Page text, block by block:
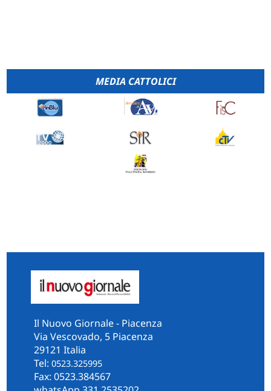
MEDIA CATTOLICI
Il Nuovo Giornale - Piacenza
Via Vescovado, 5 Piacenza
29121 Italia
Tel: 0523.325995
Fax: 0523.384567